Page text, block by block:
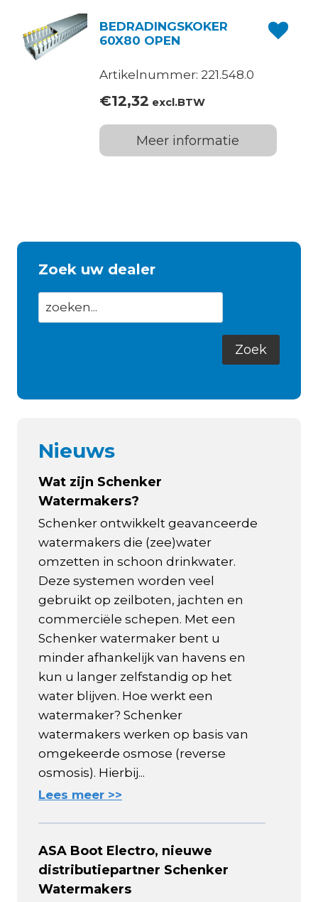
BEDRADINGSKOKER
60X80 OPEN
Artikelnummer: 221.548.0
€12,32 excl.BTW
Meer informatie
Zoek uw dealer
Nieuws
Wat zijn Schenker
Watermakers?
Schenker ontwikkelt geavanceerde
watermakers die (zee)water
omzetten in schoon drinkwater.
Deze systemen worden veel
gebruikt op zeilboten, jachten en
commerciële schepen. Met een
Schenker watermaker bent u
minder afhankelijk van havens en
kun u langer zelfstandig op het
water blijven. Hoe werkt een
watermaker? Schenker
watermakers werken op basis van
omgekeerde osmose (reverse
osmosis). Hierbij...
Lees meer >>
ASA Boot Electro, nieuwe
distributiepartner Schenker
Watermakers